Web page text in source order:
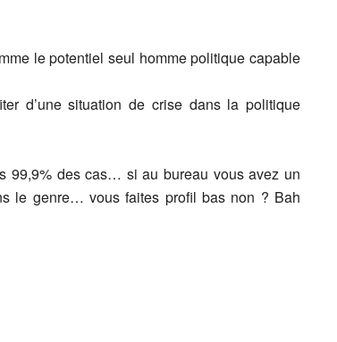
le potentiel seul homme politique capable
d’une situation de crise dans la politique
des cas… si au bureau vous avez un
le genre… vous faites profil bas non ? Bah